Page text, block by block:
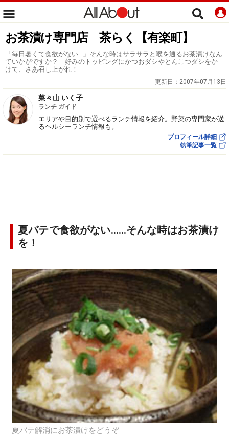
お茶漬け専門店 茶らく【有楽町】
「毎日暑くて食欲がない…」そんな時はサラサラと喉を通るお茶漬けなん
ていかがですか？ 好みのトッピングにかつおダシやとんこつダシをか
けて、さあ召し上がれ！
更新日： 2007年07月13日
菜々山 いく子
ランチ ガイド
エリアや目的別で選べるランチ情報を紹介。野菜の専門家が送
るヘルシーランチ情報も。
プロフィール詳細
執筆記事一覧
夏バテで食欲がない……そんな時はお茶漬け
を！
夏バテ解消にお茶漬けをどうぞ